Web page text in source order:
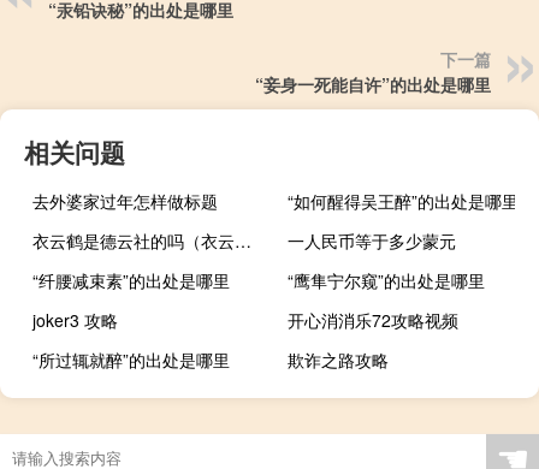
“汞铅诀秘”的出处是哪里
下一篇
“妾身一死能自许”的出处是哪里
相关问题
去外婆家过年怎样做标题
“如何醒得吴王醉”的出处是哪里
衣云鹤是德云社的吗（衣云鹤）
一人民币等于多少蒙元
“纤腰减束素”的出处是哪里
“鹰隼宁尔窥”的出处是哪里
joker3 攻略
开心消消乐72攻略视频
“所过辄就醉”的出处是哪里
欺诈之路攻略
☚